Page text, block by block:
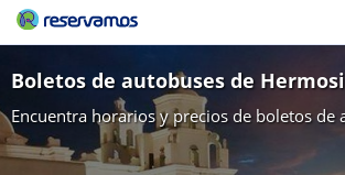
Boletos de autobuses de
Encuentra horarios y precios de boletos de